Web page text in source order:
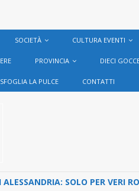
SOCIETÀ CULTURA EVENTI
PROVINCIA DIECI
SFOGLIA LA PULCE CONTATTI
SOLO PER VERI